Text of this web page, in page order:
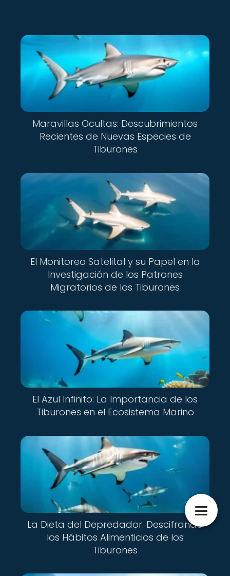
Maravillas Ocultas: Descubrimientos
Recientes de Nuevas Especies de
Tiburones
El Monitoreo Satelital y su Papel en la
Investigación de los Patrones
Migratorios de los Tiburones
El Azul Infinito: La Importancia de los
Tiburones en el Ecosistema Marino
La Dieta del Depredador: Descifrando
los Hábitos Alimenticios de los
Tiburones